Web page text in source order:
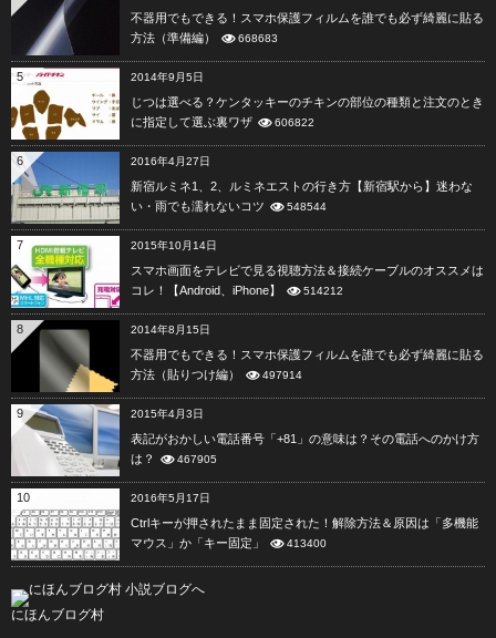
不器用でもできる！スマホ保護フィルムを誰でも必ず綺麗に貼る
方法（準備編）
668683
5 2014年9月5日
じつは選べる？ケンタッキーのチキンの部位の種類と注文のとき
に指定して選ぶ裏ワザ
606822
6 2016年4月27日
新宿ルミネ1、2、ルミネエストの行き方【新宿駅から】迷わな
い・雨でも濡れないコツ
548544
7 2015年10月14日
スマホ画面をテレビで見る視聴方法＆接続ケーブルのオススメは
コレ！【Android、iPhone】
514212
8 2014年8月15日
不器用でもできる！スマホ保護フィルムを誰でも必ず綺麗に貼る
方法（貼りつけ編）
497914
9 2015年4月3日
表記がおかしい電話番号「+81」の意味は？その電話へのかけ方
は？
467905
10 2016年5月17日
Ctrlキーが押されたまま固定された！解除方法＆原因は「多機能
マウス」か「キー固定」
413400
にほんブログ村